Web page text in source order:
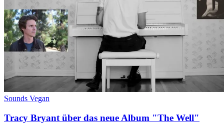
Sounds Vegan
Tracy Bryant über das neue Album "The Well"